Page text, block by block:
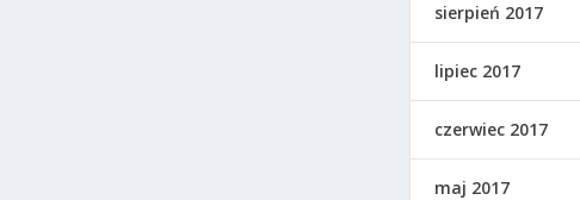
sierpień 2017
lipiec 2017
czerwiec 2017
maj 2017